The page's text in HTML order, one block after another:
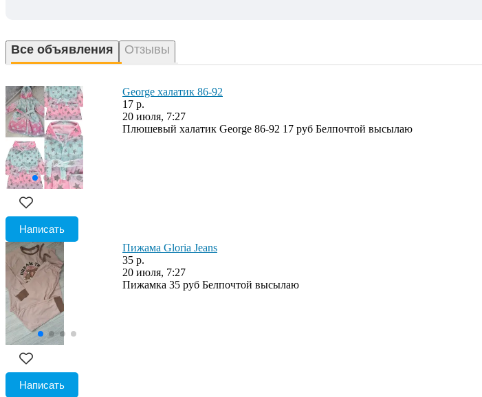
Все объявления Отзывы
George халатик 86-92
17 р.
20 июля, 7:27
Плюшевый халатик George 86-92 17 руб Белпочтой высылаю
Написать
Пижама Gloria Jeans
35 р.
20 июля, 7:27
Пижамка 35 руб Белпочтой высылаю
Написать